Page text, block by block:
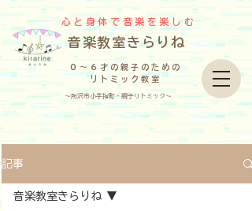
心と身体で音楽を楽しむ
０～６才の親子のための
リトミック教室
​音楽教室きらりね
～所沢市小手指町・親子リトミック～
記事
音楽教室きらりね